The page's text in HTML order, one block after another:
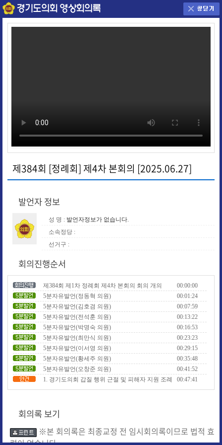
제384회 [정례회] 제4차 본회의 [2025.06.27]
발언자 정보
성 명 : 발언자정보가 없습니다.
소속정당 :
선거구 :
회의진행순서
제384회 제1차 정례회 제4차 본회의 회의 개의
00:00:00
5분자유발언(정동혁 의원)
00:01:24
5분자유발언(김호겸 의원)
00:07:59
5분자유발언(전석훈 의원)
00:13:22
5분자유발언(박명숙 의원)
00:16:53
5분자유발언(최만식 의원)
00:23:23
5분자유발언(이서영 의원)
00:29:15
5분자유발언(황세주 의원)
00:35:48
5분자유발언(오창준 의원)
00:41:52
1. 경기도의회 갑질 행위 근절 및 피해자 지원 조례
3. 경기도 공론화 추진에 관한 조례 일부개정조례안
4. 경기도 민관협치 활성화를 위한 기본 조례 일부개
5. 경기도민 행복 증진 조례 일부개정조례안
6. 경기도 공영방송 설치 및 운영 조례 폐지조례안
00:47:41
회의록 보기
※본 회의록은 최종교정 전 임시회의록이므로 법적 효